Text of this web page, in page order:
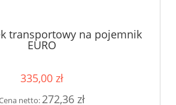
transportowy na pojemnik
EURO
335,00 zł
netto: 272,36 zł